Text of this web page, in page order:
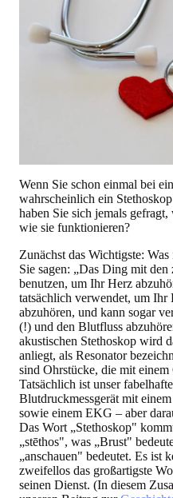
Wenn Sie schon einmal bei
wahrscheinlich ein
haben Sie sich jemals
wie sie funktionieren?
Zunächst das Wichtigste:
Sie sagen: „Das Ding mit
benutzen, um Ihr Herz
tatsächlich verwendet, um
abzuhören, und kann sogar
(!) und den Blutfluss
akustischen Stethoskop wird
anliegt, als Resonator
sind Ohrstücke, die mit
Tatsächlich ist unser
Blutdruckmessgerät mit
sowie einem EKG – aber
Das Wort „Stethoskop"
„stēthos", was „Brust"
„anschauen" bedeutet. Es ist
zweifellos das großartigste
seinen Dienst. (In diesem